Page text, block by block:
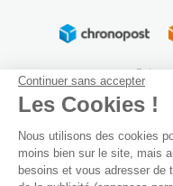
Continuer sans accepter
Les Cookies !
Nous utilisons des cookies
moins bien sur le site, mais
besoins et vous adresser de